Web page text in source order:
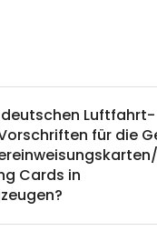
Luftfahrt-
für die
Cards in